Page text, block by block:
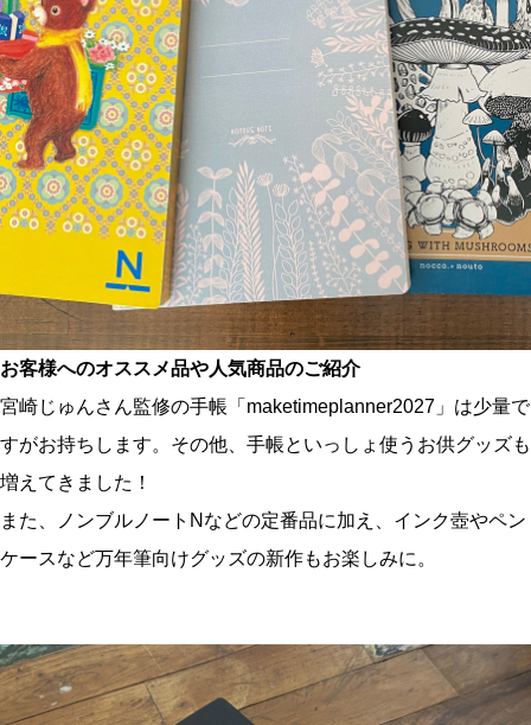
お客様へのオススメ品や人気商品のご紹介
宮崎じゅんさん監修の手帳「maketimeplanner2027」は少量で
すがお持ちします。その他、手帳といっしょ使うお供グッズも
増えてきました！
また、ノンブルノートNなどの定番品に加え、インク壺やペン
ケースなど万年筆向けグッズの新作もお楽しみに。